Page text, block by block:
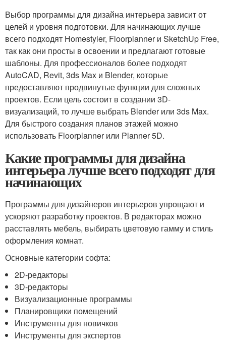
Выбор программы для дизайна интерьера зависит от
целей и уровня подготовки. Для начинающих лучше
всего подходят Homestyler, Floorplanner и SketchUp Free,
так как они просты в освоении и предлагают готовые
шаблоны. Для профессионалов более подходят
AutoCAD, Revit, 3ds Max и Blender, которые
предоставляют продвинутые функции для сложных
проектов. Если цель состоит в создании 3D-
визуализаций, то лучше выбрать Blender или 3ds Max.
Для быстрого создания планов этажей можно
использовать Floorplanner или Planner 5D.
Какие программы для дизайна
интерьера лучше всего подходят для
начинающих
Программы для дизайнеров интерьеров упрощают и
ускоряют разработку проектов. В редакторах можно
расставлять мебель, выбирать цветовую гамму и стиль
оформления комнат.
Основные категории софта:
2D-редакторы
3D-редакторы
Визуализационные программы
Планировщики помещений
Инструменты для новичков
Инструменты для экспертов